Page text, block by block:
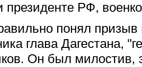
президенте РФ,
понял призыв
глава Дагестана,
Он был милостив,